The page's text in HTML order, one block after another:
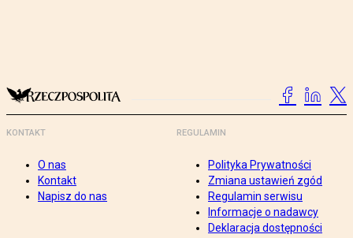
KONTAKT
O nas
Kontakt
Napisz do nas
REGULAMIN
Polityka Prywatności
Zmiana ustawień zgód
Regulamin serwisu
Informacje o nadawcy
Deklaracja dostępności